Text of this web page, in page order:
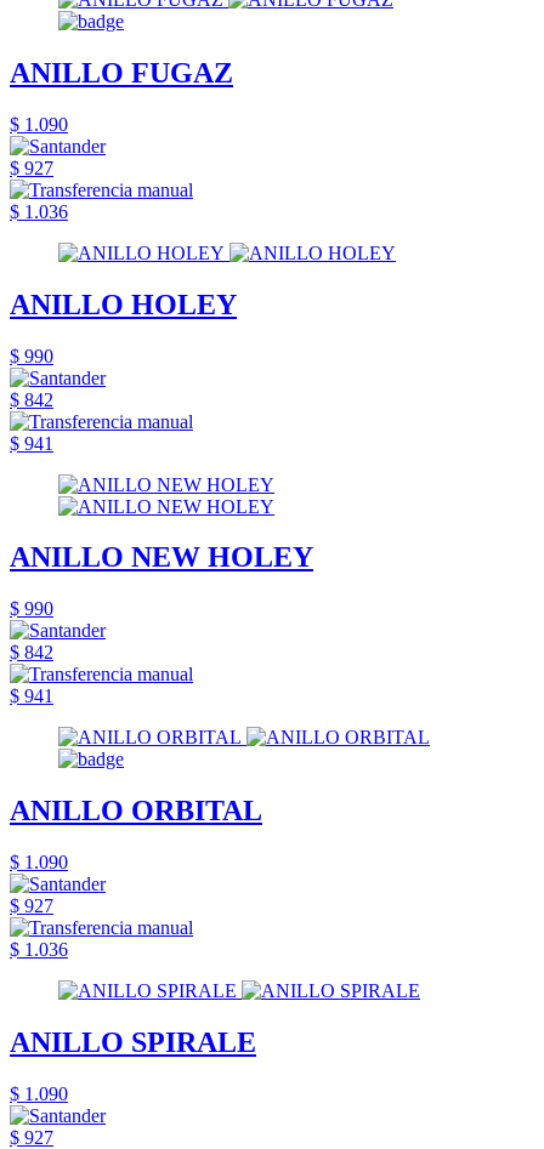
ANILLO FUGAZ
$ 1.090
$ 927
$ 1.036
ANILLO HOLEY
$ 990
$ 842
$ 941
ANILLO NEW HOLEY
$ 990
$ 842
$ 941
ANILLO ORBITAL
$ 1.090
$ 927
$ 1.036
ANILLO SPIRALE
$ 1.090
$ 927